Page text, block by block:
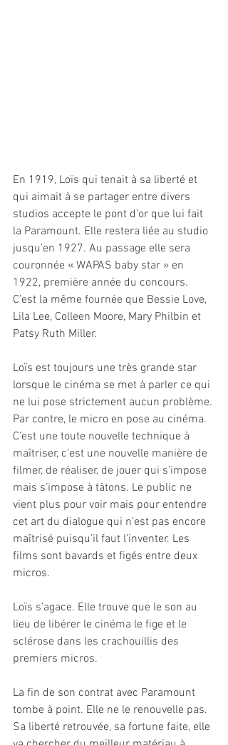
En 1919, Loïs qui tenait à sa liberté et
qui aimait à se partager entre divers
studios accepte le pont d’or que lui fait
la Paramount. Elle restera liée au studio
jusqu’en 1927. Au passage elle sera
couronnée « WAPAS baby star » en
1922, première année du concours.
C’est la même fournée que Bessie Love,
Lila Lee, Colleen Moore, Mary Philbin et
Patsy Ruth Miller.
Loïs est toujours une très grande star
lorsque le cinéma se met à parler ce qui
ne lui pose strictement aucun problème.
Par contre, le micro en pose au cinéma.
C’est une toute nouvelle technique à
maîtriser, c’est une nouvelle manière de
filmer, de réaliser, de jouer qui s’impose
mais s’impose à tâtons. Le public ne
vient plus pour voir mais pour entendre
cet art du dialogue qui n’est pas encore
maîtrisé puisqu’il faut l’inventer. Les
films sont bavards et figés entre deux
micros.
Loïs s’agace. Elle trouve que le son au
lieu de libérer le cinéma le fige et le
sclérose dans les crachouillis des
premiers micros.
La fin de son contrat avec Paramount
tombe à point. Elle ne le renouvelle pas.
Sa liberté retrouvée, sa fortune faite, elle